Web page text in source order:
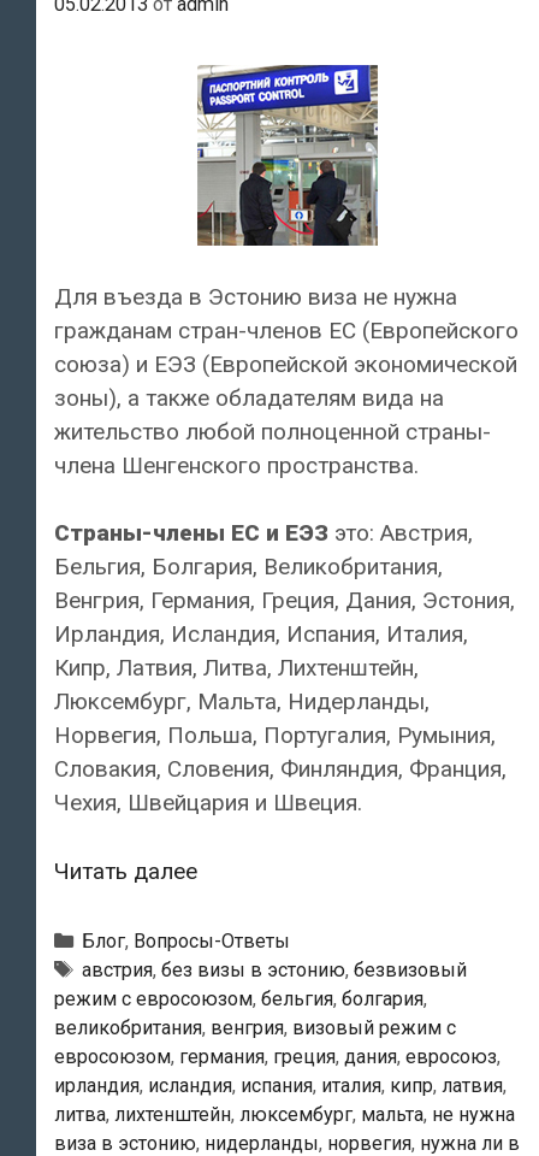
Для въезда в Эстонию виза не нужна
гражданам стран-членов ЕС (Европейского
союза) и ЕЭЗ (Европейской экономической
зоны), а также обладателям вида на
жительство любой полноценной страны-
члена Шенгенского пространства.
Страны-члены ЕС и ЕЭЗ это: Австрия,
Бельгия, Болгария, Великобритания,
Венгрия, Германия, Греция, Дания, Эстония,
Ирландия, Исландия, Испания, Италия,
Кипр, Латвия, Литва, Лихтенштейн,
Люксембург, Мальта, Нидерланды,
Норвегия, Польша, Португалия, Румыния,
Словакия, Словения, Финляндия, Франция,
Чехия, Швейцария и Швеция.
Читать далееКто
право
на
въезд
в
Эстонию
без
визы?
Рубрики
Блог, Вопросы-Ответы
Метки
австрия, без визы в эстонию, безвизовый
режим с евросоюзом, бельгия, болгария,
великобритания, венгрия, визовый режим с
евросоюзом, германия, греция, дания, евросоюз,
ирландия, исландия, испания, италия, кипр, латвия,
литва, лихтенштейн, люксембург, мальта, не нужна
виза в эстонию, нидерланды, норвегия, нужна ли в